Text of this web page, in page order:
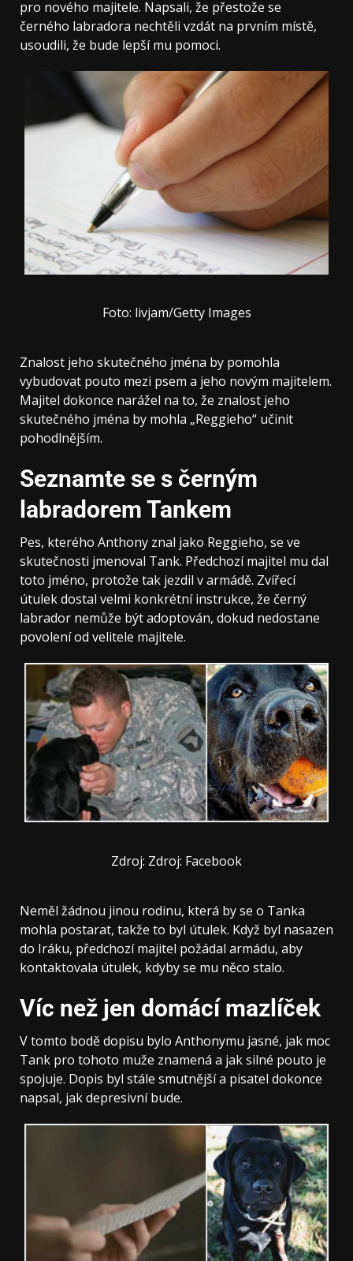
pro nového majitele. Napsali, že přestože se
černého labradora nechtěli vzdát na prvním místě,
usoudili, že bude lepší mu pomoci.
Foto: livjam/Getty Images
Znalost jeho skutečného jména by pomohla
vybudovat pouto mezi psem a jeho novým majitelem.
Majitel dokonce narážel na to, že znalost jeho
skutečného jména by mohla „Reggieho“ učinit
pohodlnějším.
Seznamte se s černým
labradorem Tankem
Pes, kterého Anthony znal jako Reggieho, se ve
skutečnosti jmenoval Tank. Předchozí majitel mu dal
toto jméno, protože tak jezdil v armádě. Zvířecí
útulek dostal velmi konkrétní instrukce, že černý
labrador nemůže být adoptován, dokud nedostane
povolení od velitele majitele.
Zdroj: Zdroj: Facebook
Neměl žádnou jinou rodinu, která by se o Tanka
mohla postarat, takže to byl útulek. Když byl nasazen
do Iráku, předchozí majitel požádal armádu, aby
kontaktovala útulek, kdyby se mu něco stalo.
Víc než jen domácí mazlíček
V tomto bodě dopisu bylo Anthonymu jasné, jak moc
Tank pro tohoto muže znamená a jak silné pouto je
spojuje. Dopis byl stále smutnější a pisatel dokonce
napsal, jak depresivní bude.